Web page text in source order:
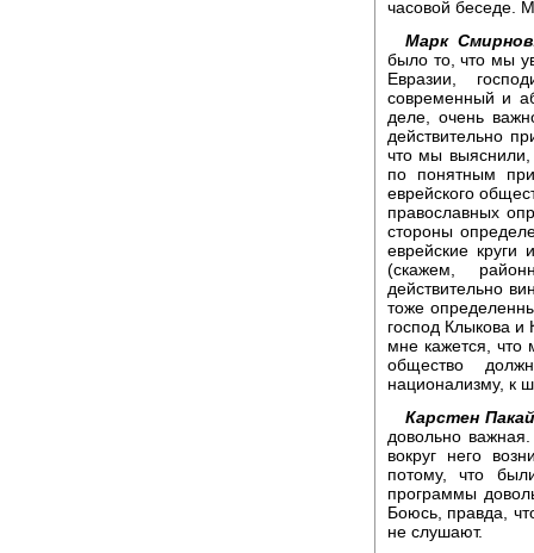
часовой беседе.
Марк
было то, что мы
Евразии,
современный и
деле, очень
действительно
что мы выяснили,
по понятным
еврейского
православных
стороны
еврейские круги
(скажем,
действительно
тоже
господ Клыкова и
мне кажется, что
общество
национализму, к
Карстен
довольно
вокруг него
потому, что
программы
Боюсь, правда,
не слушают.